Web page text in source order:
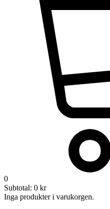
0
Subtotal: 0 kr
Inga produkter i varukorgen.